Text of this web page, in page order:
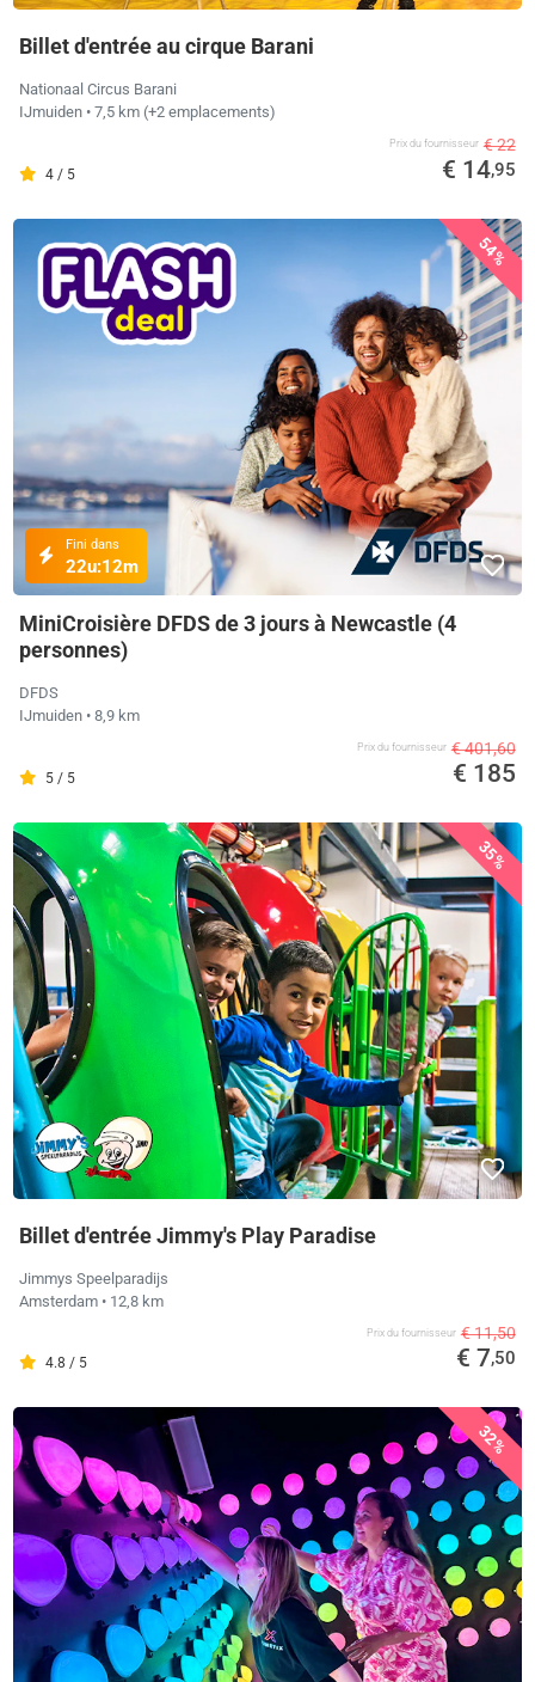
Billet d'entrée au cirque Barani
Nationaal Circus Barani
IJmuiden • 7,5 km (+2 emplacements)
4 / 5
Prix ​​du fournisseur € 22
€ 14,95
54%
Fini dans
22u:12m
MiniCroisière DFDS de 3 jours à Newcastle (4
personnes)
DFDS
IJmuiden • 8,9 km
5 / 5
Prix ​​du fournisseur € 401,60
€ 185
35%
Billet d'entrée Jimmy's Play Paradise
Jimmys Speelparadijs
Amsterdam • 12,8 km
4.8 / 5
Prix ​​du fournisseur € 11,50
€ 7,50
32%